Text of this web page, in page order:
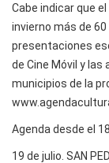
Cabe indicar que
invierno más de
presentaciones
de Cine Móvil y
municipios de la
Agenda desde el
19 de julio. SAN